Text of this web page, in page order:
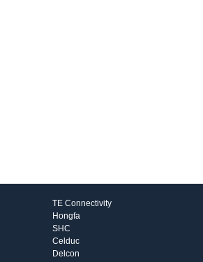
TE Connectivity
Hongfa
SHC
Celduc
Delcon